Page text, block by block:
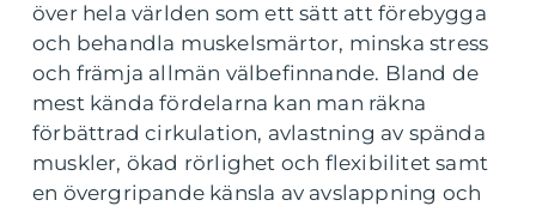
över hela världen som ett sätt att förebygga
och behandla muskelsmärtor, minska stress
och främja allmän välbefinnande. Bland de
mest kända fördelarna kan man räkna
förbättrad cirkulation, avlastning av spända
muskler, ökad rörlighet och flexibilitet samt
en övergripande känsla av avslappning och